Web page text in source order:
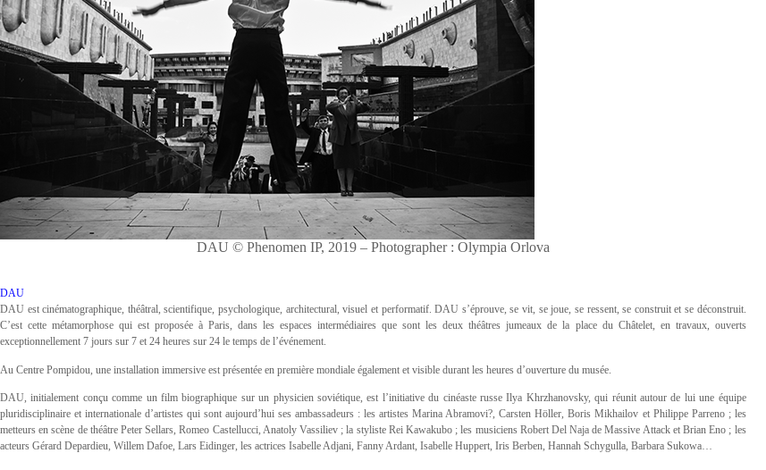
DAU © Phenomen IP, 2019 – Photographer : Olympia Orlova
DAU
DAU est cinématographique, théâtral, scientifique, psychologique, architectural, visuel et performatif. DAU s’éprouve, se vit, se joue, se ressent, se construit et se déconstruit.
C’est cette métamorphose qui est proposée à Paris, dans les espaces intermédiaires que sont les deux théâtres jumeaux de la place du Châtelet, en travaux, ouverts
exceptionnellement 7 jours sur 7 et 24 heures sur 24 le temps de l’événement.
Au Centre Pompidou, une installation immersive est présentée en première mondiale également et visible durant les heures d’ouverture du musée.
DAU, initialement conçu comme un film biographique sur un physicien soviétique, est l’initiative du cinéaste russe Ilya Khrzhanovsky, qui réunit autour de lui une équipe
pluridisciplinaire et internationale d’artistes qui sont aujourd’hui ses ambassadeurs : les artistes Marina Abramovi?, Carsten Höller, Boris Mikhailov et Philippe Parreno ; les
metteurs en scène de théâtre Peter Sellars, Romeo Castellucci, Anatoly Vassiliev ; la styliste Rei Kawakubo ; les musiciens Robert Del Naja de Massive Attack et Brian Eno ; les
acteurs Gérard Depardieu, Willem Dafoe, Lars Eidinger, les actrices Isabelle Adjani, Fanny Ardant, Isabelle Huppert, Iris Berben, Hannah Schygulla, Barbara Sukowa…